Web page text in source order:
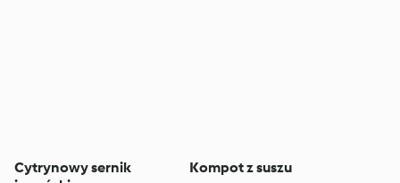
Cytrynowy sernik
Kompot z suszu